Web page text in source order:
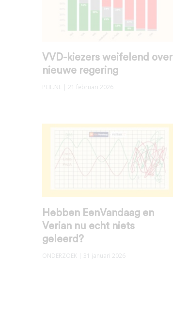
VVD-kiezers weifelend over
nieuwe regering
PEIL.NL | 21 februari 2026
Hebben EenVandaag en
Verian nu echt niets
geleerd?
ONDERZOEK | 31 januari 2026